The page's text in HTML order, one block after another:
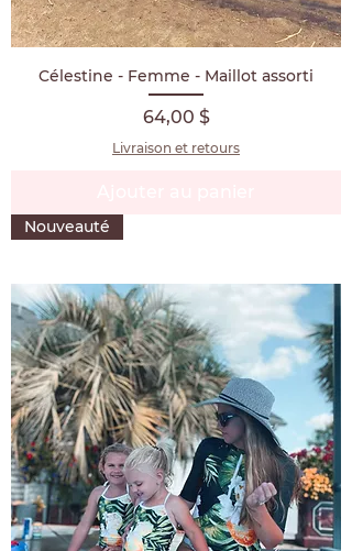
Célestine - Femme - Maillot assorti
Prix
64,00 $
Livraison et retours
Nouveauté